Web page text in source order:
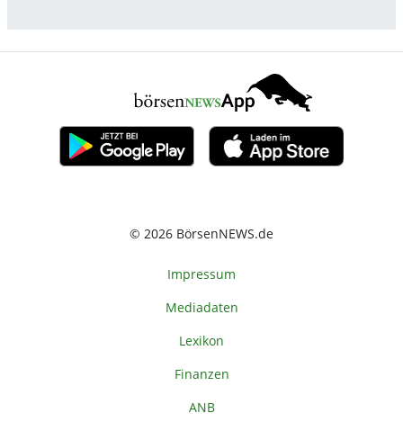
© 2026 BörsenNEWS.de
Impressum
Mediadaten
Lexikon
Finanzen
ANB